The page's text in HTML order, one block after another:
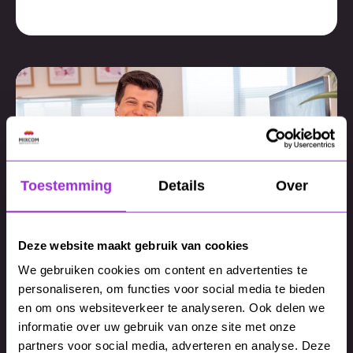
Toestemming Details Over
Deze website maakt gebruik van cookies
We gebruiken cookies om content en advertenties te
personaliseren, om functies voor social media te bieden
en om ons websiteverkeer te analyseren. Ook delen we
informatie over uw gebruik van onze site met onze
partners voor social media, adverteren en analyse. Deze
Creatie
Creatie AI-visuals: van
gissen naar regisseren